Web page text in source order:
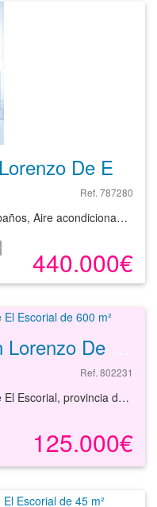
Ref. 787280
superficie 219 m², 5 habitaciones, 3 baños, Aire acondicionado, Ascensor, Garaje, Duplex, Calefacción
440.000€
Ref. 802231
Solar Residencial en San Lorenzo De El Escorial, provincia de Madrid, de tipología Unifamiliar Aislado con una superficie de 600 m², con edificabilidad estimada de 180 m² y un número estimado de 1 unidades a edificar. El % de propiedad que se posee en la finca registral es del 100 %.
125.000€